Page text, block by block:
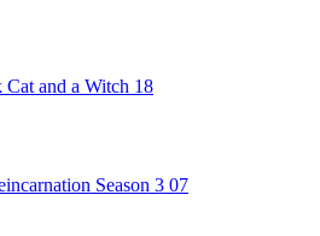
and a Witch 18
Season 3 07